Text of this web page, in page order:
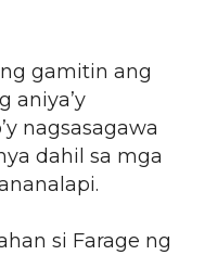
gamitin ang
aniya’y
nagsasagawa
dahil sa mga
si Farage ng